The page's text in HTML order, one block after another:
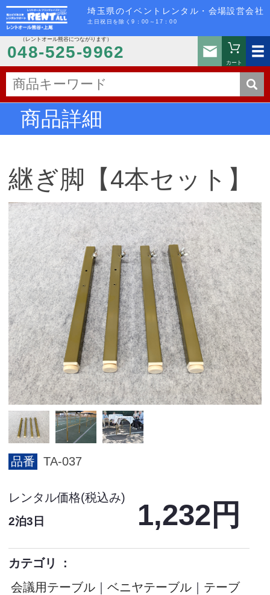
埼玉県のイベントレンタル・会場設営会社
土日祝日を除く9：00～17：00
（レントオール熊谷につながります）
048-525-9962 お問い
カート
商品詳細
継ぎ脚【4本セット】
品番 TA-037
レンタル価格(税込み)
2泊3日 1,232円
カテゴリ
会議用テーブル
ベニヤテーブル
テーブ